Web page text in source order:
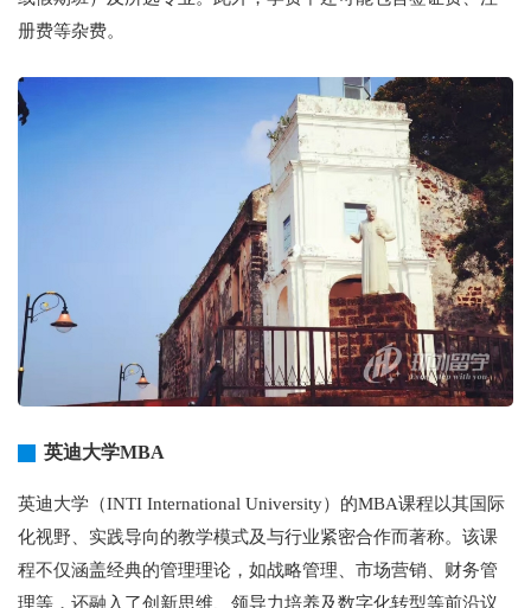
册费等杂费。
英迪大学MBA
英迪大学（INTI International University）的MBA课程以其国际
化视野、实践导向的教学模式及与行业紧密合作而著称。该课
程不仅涵盖经典的管理理论，如战略管理、市场营销、财务管
理等，还融入了创新思维、领导力培养及数字化转型等前沿议